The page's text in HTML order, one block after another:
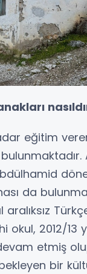
eğitim
da
aralıksız
okul, 2012/13
etmiş
bir